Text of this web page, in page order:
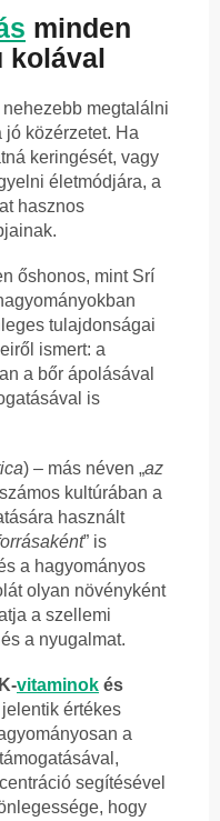
minden
kolával
megtalálni
közérzetet. Ha
keringését, vagy
életmódjára, a
hasznos
őshonos, mint Srí
tulajdonságai
ismert: a
a bőr ápolásával
is
) – más néven „az
kultúrában a
használt
” is
a hagyományos
olyan növényként
a szellemi
a nyugalmat.
vitaminok és
értékes
a
segítésével
hogy